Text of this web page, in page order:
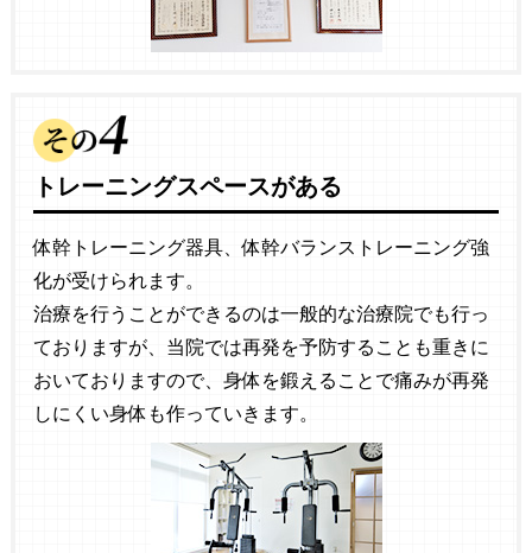
トレーニングスペースがある
体幹トレーニング器具、体幹バランストレーニング強
化が受けられます。
治療を行うことができるのは一般的な治療院でも行っ
ておりますが、当院では再発を予防することも重きに
おいておりますので、身体を鍛えることで痛みが再発
しにくい身体も作っていきます。